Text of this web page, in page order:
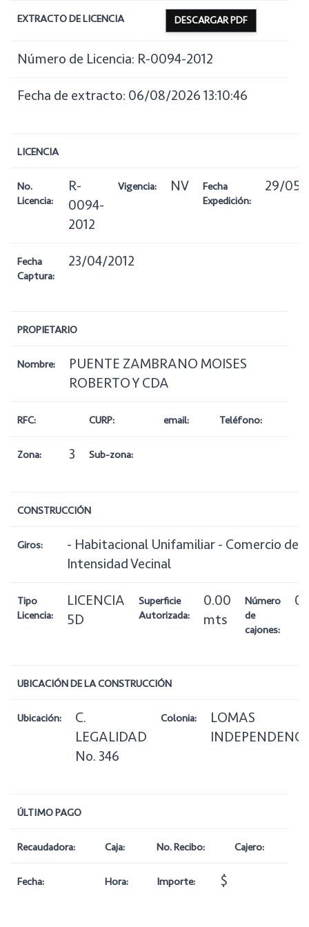
EXTRACTO DE LICENCIA DESCARGAR PDF
Número de Licencia: R-0094-2012
Fecha de extracto: 06/08/2026 13:10:46
LICENCIA
No.
Licencia:
R-
0094-
2012
Vigencia: NV
Fecha
Expedición:
29/05/
Fecha
Captura:
23/04/2012
PROPIETARIO
Nombre:
PUENTE ZAMBRANO MOISES
ROBERTO Y CDA
RFC: CURP: email: Teléfono:
Zona: 3 Sub-zona:
CONSTRUCCIÓN
Giros:
- Habitacional Unifamiliar - Comercio de
Intensidad Vecinal
Tipo
Licencia:
LICENCIA
5D
Superficie
Autorizada:
0.00
mts
Número
de
cajones:
0
UBICACIÓN DE LA CONSTRUCCIÓN
Ubicación:
C.
LEGALIDAD
No. 346
Colonia:
LOMAS
ÚLTIMO PAGO
Recaudadora: Caja: No. Recibo: Cajero:
Fecha: Hora: Importe: $